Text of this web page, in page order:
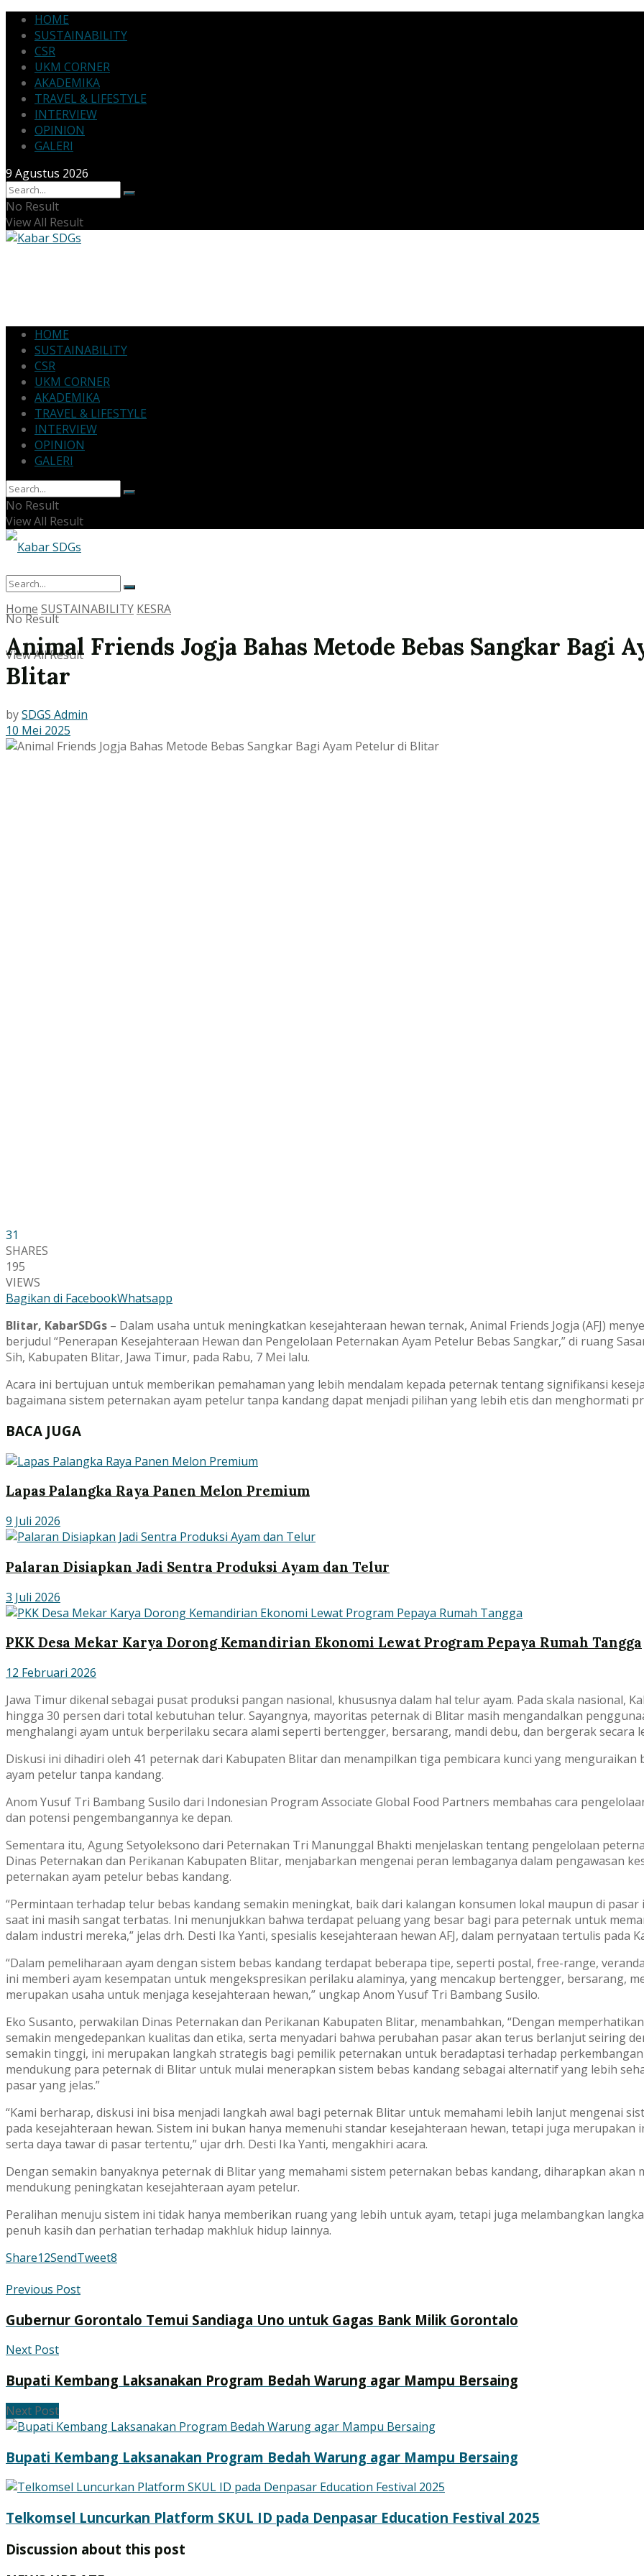
HOME
SUSTAINABILITY
CSR
UKM CORNER
AKADEMIKA
TRAVEL & LIFESTYLE
INTERVIEW
OPINION
GALERI
9 Agustus 2026
No Result
View All Result
HOME
SUSTAINABILITY
CSR
UKM CORNER
AKADEMIKA
TRAVEL & LIFESTYLE
INTERVIEW
OPINION
GALERI
No Result
View All Result
No Result
View All Result
Home SUSTAINABILITY KESRA
Animal Friends Jogja Bahas Metode Bebas Sangkar Bagi
Blitar
bySDGS Admin
10 Mei 2025
31
SHARES
195
VIEWS
Bagikan di FacebookWhatsapp
Blitar, KabarSDGs – Dalam usaha untuk meningkatkan kesejahteraan hewan ternak, Animal Friends Jogja (AFJ)
berjudul “Penerapan Kesejahteraan Hewan dan Pengelolaan Peternakan Ayam Petelur Bebas Sangkar,” di ruang
Sih, Kabupaten Blitar, Jawa Timur, pada Rabu, 7 Mei lalu.
Acara ini bertujuan untuk memberikan pemahaman yang lebih mendalam kepada peternak tentang signifikansi
bagaimana sistem peternakan ayam petelur tanpa kandang dapat menjadi pilihan yang lebih etis dan menghormati
BACA JUGA
Lapas Palangka Raya Panen Melon Premium
9 Juli 2026
Palaran Disiapkan Jadi Sentra Produksi Ayam dan Telur
3 Juli 2026
PKK Desa Mekar Karya Dorong Kemandirian Ekonomi Lewat Program Pepaya Rumah Tangga
12 Februari 2026
Jawa Timur dikenal sebagai pusat produksi pangan nasional, khususnya dalam hal telur ayam. Pada skala nasional,
hingga 30 persen dari total kebutuhan telur. Sayangnya, mayoritas peternak di Blitar masih mengandalkan
menghalangi ayam untuk berperilaku secara alami seperti bertengger, bersarang, mandi debu, dan bergerak secara
Diskusi ini dihadiri oleh 41 peternak dari Kabupaten Blitar dan menampilkan tiga pembicara kunci yang
ayam petelur tanpa kandang.
Anom Yusuf Tri Bambang Susilo dari Indonesian Program Associate Global Food Partners membahas cara
dan potensi pengembangannya ke depan.
Sementara itu, Agung Setyoleksono dari Peternakan Tri Manunggal Bhakti menjelaskan tentang pengelolaan
Dinas Peternakan dan Perikanan Kabupaten Blitar, menjabarkan mengenai peran lembaganya dalam pengawasan
peternakan ayam petelur bebas kandang.
“Permintaan terhadap telur bebas kandang semakin meningkat, baik dari kalangan konsumen lokal maupun di
saat ini masih sangat terbatas. Ini menunjukkan bahwa terdapat peluang yang besar bagi para peternak untuk
dalam industri mereka,” jelas drh. Desti Ika Yanti, spesialis kesejahteraan hewan AFJ, dalam pernyataan tertulis pada
“Dalam pemeliharaan ayam dengan sistem bebas kandang terdapat beberapa tipe, seperti postal, free-range,
ini memberi ayam kesempatan untuk mengekspresikan perilaku alaminya, yang mencakup bertengger, bersarang,
merupakan usaha untuk menjaga kesejahteraan hewan,” ungkap Anom Yusuf Tri Bambang Susilo.
Eko Susanto, perwakilan Dinas Peternakan dan Perikanan Kabupaten Blitar, menambahkan, “Dengan
semakin mengedepankan kualitas dan etika, serta menyadari bahwa perubahan pasar akan terus berlanjut seiring
semakin tinggi, ini merupakan langkah strategis bagi pemilik peternakan untuk beradaptasi terhadap
mendukung para peternak di Blitar untuk mulai menerapkan sistem bebas kandang sebagai alternatif yang lebih
pasar yang jelas.”
“Kami berharap, diskusi ini bisa menjadi langkah awal bagi peternak Blitar untuk memahami lebih lanjut mengenai
pada kesejahteraan hewan. Sistem ini bukan hanya memenuhi standar kesejahteraan hewan, tetapi juga merupakan
serta daya tawar di pasar tertentu,” ujar drh. Desti Ika Yanti, mengakhiri acara.
Dengan semakin banyaknya peternak di Blitar yang memahami sistem peternakan bebas kandang, diharapkan akan
mendukung peningkatan kesejahteraan ayam petelur.
Peralihan menuju sistem ini tidak hanya memberikan ruang yang lebih untuk ayam, tetapi juga melambangkan
penuh kasih dan perhatian terhadap makhluk hidup lainnya.
Share12SendTweet8
Previous Post
Gubernur Gorontalo Temui Sandiaga Uno untuk Gagas Bank Milik Gorontalo
Next Post
Bupati Kembang Laksanakan Program Bedah Warung agar Mampu Bersaing
Next Post
Bupati Kembang Laksanakan Program Bedah Warung agar Mampu Bersaing
Telkomsel Luncurkan Platform SKUL ID pada Denpasar Education Festival 2025
Discussion about this post